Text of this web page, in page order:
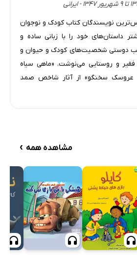
نویسندگان کتاب کودک و نوجوان
داستان‌های خود را با زبانی ساده و
دوستی شخصیت‌های کودک و حیوان و
و روستایی می‌نوشت. «ماهی سیاه
و عروسک سخنگو» از آثار شاخص صمد
مشاهده همه ›